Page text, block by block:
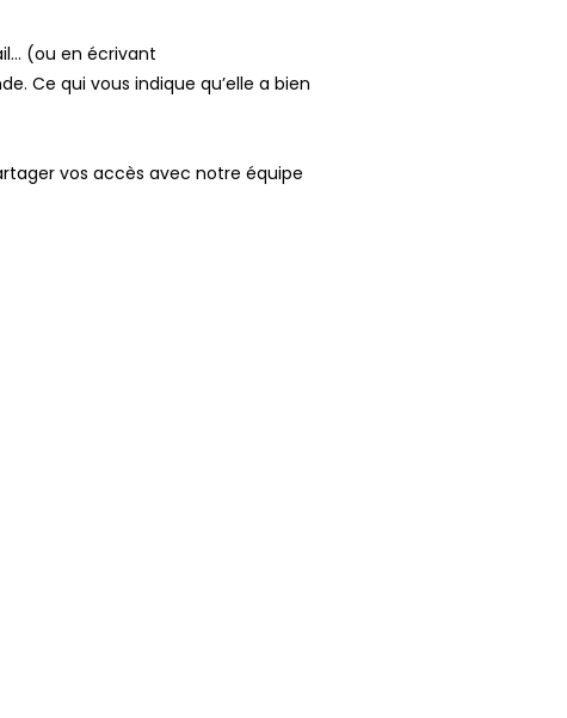
(ou en écrivant
Ce qui vous indique qu’elle a bien
vos accès avec notre équipe